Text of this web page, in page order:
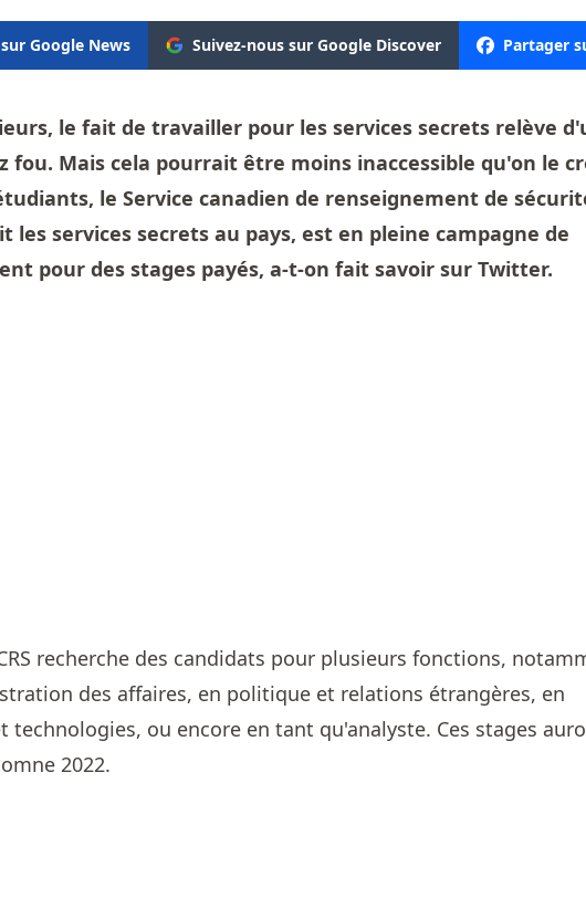
Google News Suivez-nous sur Google Discover Partager
le fait de travailler pour les services secrets relève
fou. Mais cela pourrait être moins inaccessible qu'on le
le Service canadien de renseignement de
les services secrets au pays, est en pleine campagne de
pour des stages payés, a-t-on fait savoir sur Twitter.
recherche des candidats pour plusieurs fonctions,
des affaires, en politique et relations étrangères, en
technologies, ou encore en tant qu'analyste. Ces stages
2022.